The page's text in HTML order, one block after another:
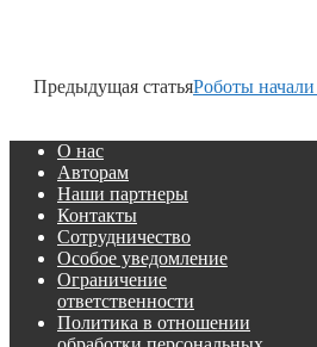
Предыдущая статьяРоботы
О нас
Авторам
Наши партнеры
Контакты
Сотрудничество
Особое уведомление
Ограничение
ответственности
Политика в отношении